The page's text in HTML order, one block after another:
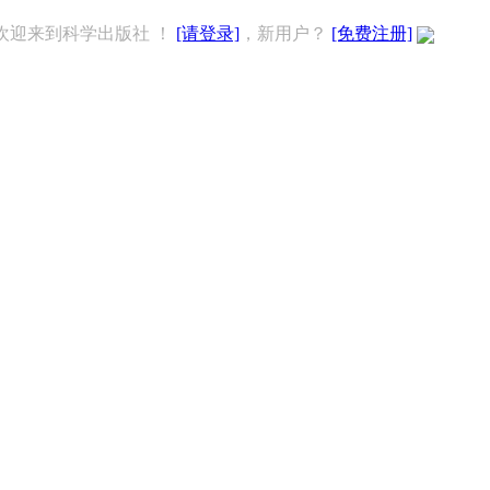
迎来到科学出版社 ！ [请登录] ，新用户？ [免费注册]